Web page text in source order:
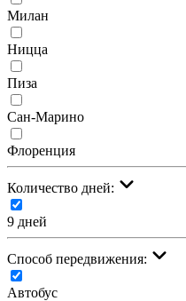
Милан
Ницца
Пиза
Сан-Марино
Флоренция
Количество дней:
9 дней
Cпособ передвижения:
Автобус